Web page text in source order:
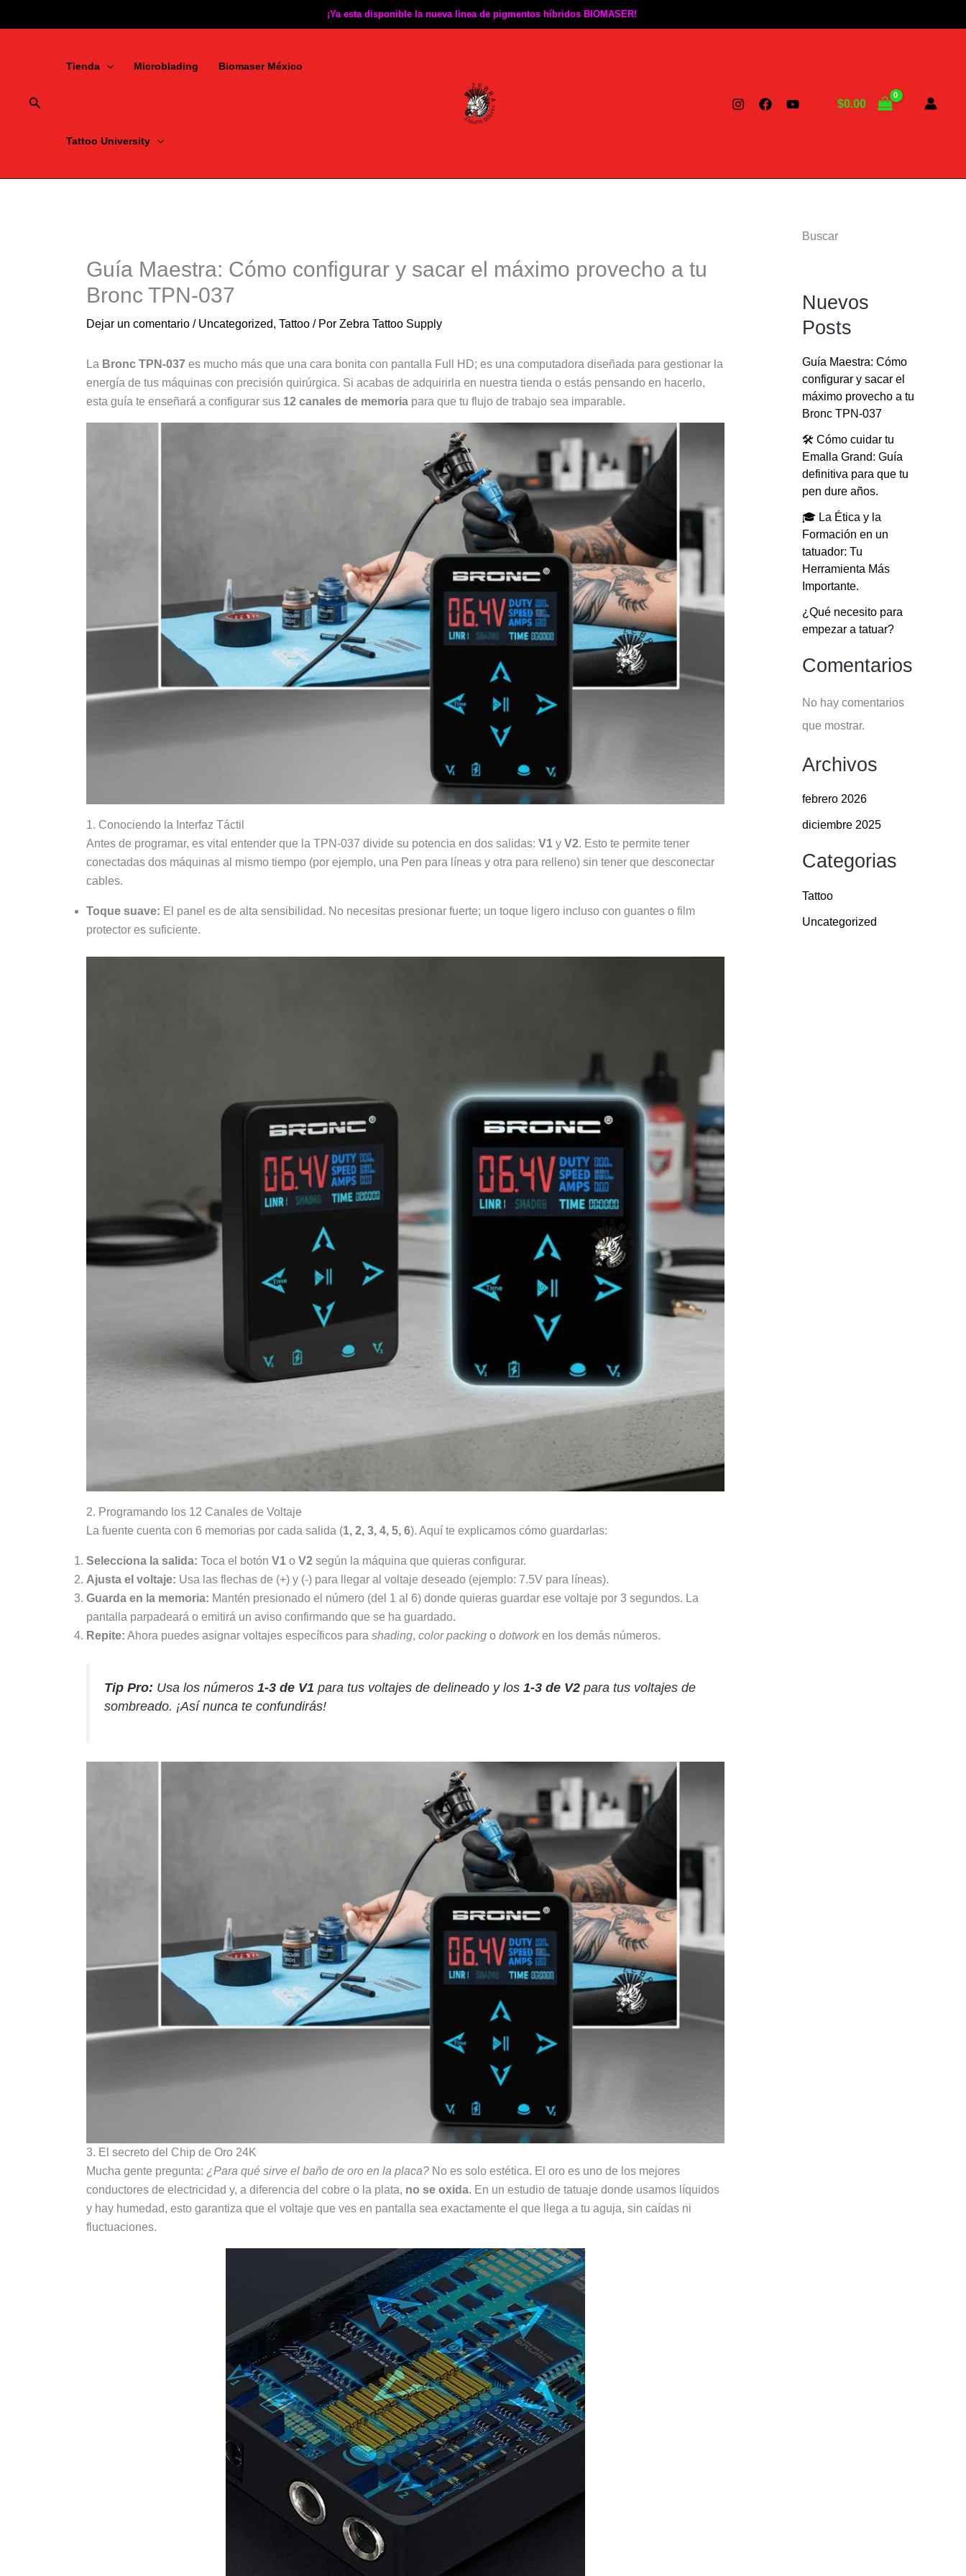
al
¡Ya esta disponible la nueva linea de pigmentos híbridos BIOMASER!
Buscar
Tienda Microblading Biomaser México
Tattoo University
$0.00
Guía Maestra: Cómo configurar y sacar el máximo provecho a tu
Bronc TPN-037
Dejar un comentario / Uncategorized, Tattoo / Por Zebra Tattoo Supply
La Bronc TPN-037 es mucho más que una cara bonita con pantalla Full HD; es una computadora diseñada para gestionar la
energía de tus máquinas con precisión quirúrgica. Si acabas de adquirirla en nuestra tienda o estás pensando en hacerlo,
esta guía te enseñará a configurar sus 12 canales de memoria para que tu flujo de trabajo sea imparable.
1. Conociendo la Interfaz Táctil
Antes de programar, es vital entender que la TPN-037 divide su potencia en dos salidas: V1 y V2. Esto te permite tener
conectadas dos máquinas al mismo tiempo (por ejemplo, una Pen para líneas y otra para relleno) sin tener que desconectar
cables.
Toque suave: El panel es de alta sensibilidad. No necesitas presionar fuerte; un toque ligero incluso con guantes o film
protector es suficiente.
2. Programando los 12 Canales de Voltaje
La fuente cuenta con 6 memorias por cada salida (1, 2, 3, 4, 5, 6). Aquí te explicamos cómo guardarlas:
Selecciona la salida: Toca el botón V1 o V2 según la máquina que quieras configurar.
Ajusta el voltaje: Usa las flechas de (+) y (-) para llegar al voltaje deseado (ejemplo: 7.5V para líneas).
Guarda en la memoria: Mantén presionado el número (del 1 al 6) donde quieras guardar ese voltaje por 3 segundos. La
pantalla parpadeará o emitirá un aviso confirmando que se ha guardado.
Repite: Ahora puedes asignar voltajes específicos para shading, color packing o dotworken los demás números.
Tip Pro: Usa los números 1-3 de V1 para tus voltajes de delineado y los 1-3 de V2 para tus voltajes de
sombreado. ¡Así nunca te confundirás!
3. El secreto del Chip de Oro 24K
Mucha gente pregunta: ¿Para qué sirve el baño de oro en la placa? No es solo estética. El oro es uno de los mejores
conductores de electricidad y, a diferencia del cobre o la plata, no se oxida. En un estudio de tatuaje donde usamos líquidos
y hay humedad, esto garantiza que el voltaje que ves en pantalla sea exactamente el que llega a tu aguja, sin caídas ni
fluctuaciones.
Buscar
Nuevos
Posts
Guía Maestra: Cómo
configurar y sacar el
máximo provecho a tu
Bronc TPN-037
🛠️ Cómo cuidar tu
Emalla Grand: Guía
definitiva para que tu
pen dure años.
🎓 La Ética y la
Formación en un
tatuador: Tu
Herramienta Más
Importante.
¿Qué necesito para
empezar a tatuar?
Comentarios
No hay comentarios
que mostrar.
Archivos
febrero 2026
diciembre 2025
Categorias
Tattoo
Uncategorized